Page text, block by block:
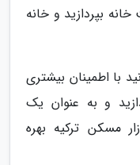
خانه بپردازید و خانه
با اطمینان بیشتری
و به عنوان یک
مسکن ترکیه بهره